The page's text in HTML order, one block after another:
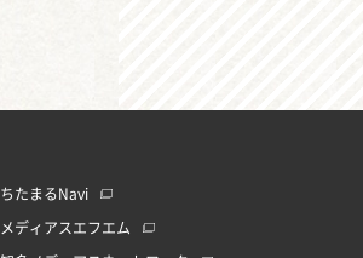
ちたまるNavi
メディアスエフエム